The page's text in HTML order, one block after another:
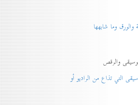
وما شابهها
والرقص
التي تذاع من الراديو أو